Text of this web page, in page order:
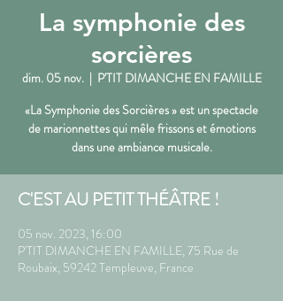
La symphonie des
sorcières
dim. 05 nov.
  |
P'TIT DIMANCHE EN FAMILLE
«La Symphonie des Sorcières » est un spectacle
de marionnettes qui mêle frissons et émotions
dans une ambiance musicale.
C'EST AU PETIT THÉÂTRE !
05 nov. 2023, 16:00
P'TIT DIMANCHE EN FAMILLE, 75 Rue de
Roubaix, 59242 Templeuve, France